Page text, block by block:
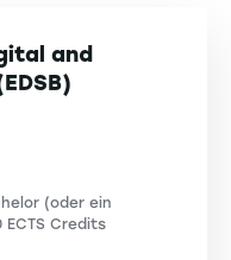
and
(oder ein
Credits